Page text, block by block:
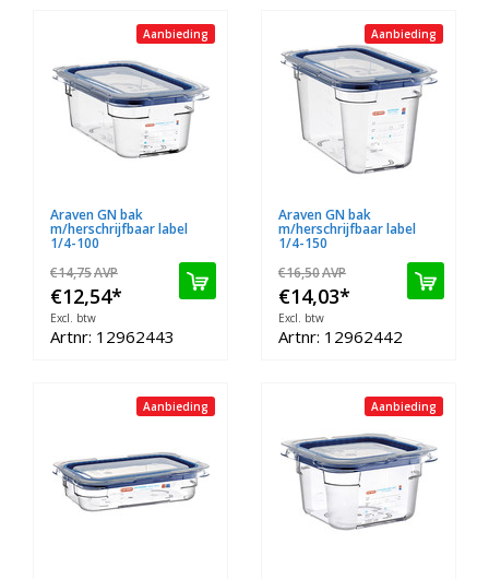
Aanbieding
Araven GN bak
m/herschrijfbaar label
1/4-100
€14,75AVP
€12,54*
Excl. btw
Artnr: 12962443
Aanbieding
Araven GN bak
m/herschrijfbaar label
1/4-150
€16,50AVP
€14,03*
Excl. btw
Artnr: 12962442
Aanbieding Aanbieding